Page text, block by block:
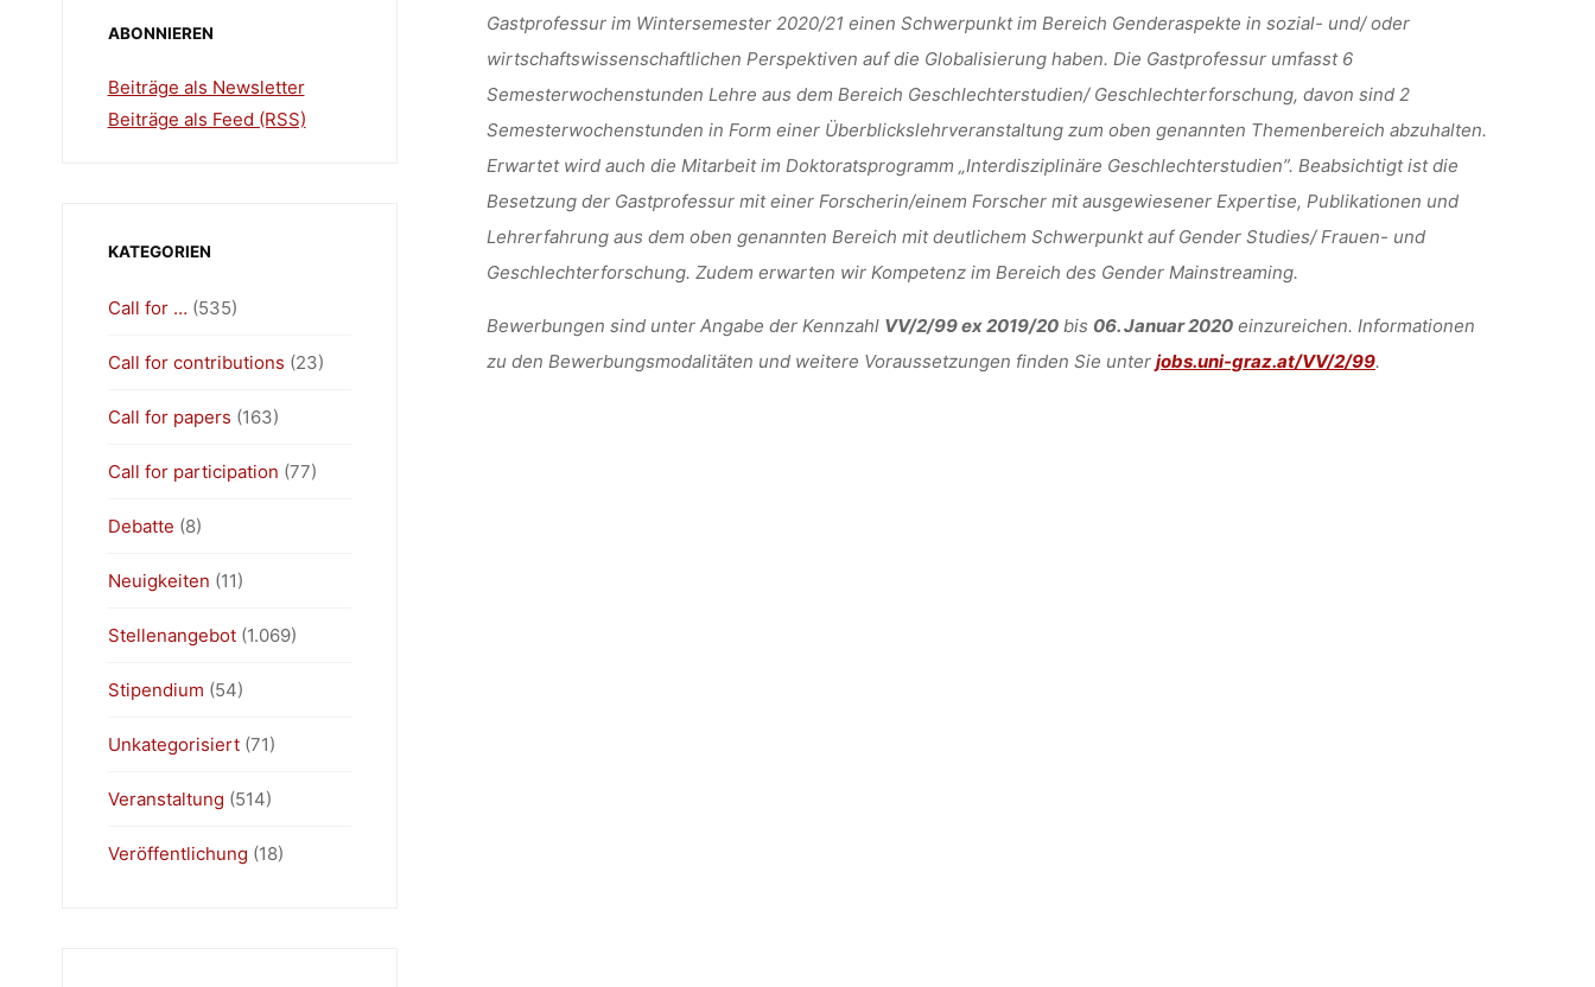
Gastprofessur im Wintersemester 2020/21 einen Schwerpunkt im Bereich Genderaspekte in sozial- und/ oder
wirtschaftswissenschaftlichen Perspektiven auf die Globalisierung haben. Die Gastprofessur umfasst 6
Semesterwochenstunden Lehre aus dem Bereich Geschlechterstudien/ Geschlechterforschung, davon sind 2
Semesterwochenstunden in Form einer Überblickslehrveranstaltung zum oben genannten Themenbereich abzuhalten.
Erwartet wird auch die Mitarbeit im Doktoratsprogramm „Interdisziplinäre Geschlechterstudien”. Beabsichtigt ist die
Besetzung der Gastprofessur mit einer Forscherin/einem Forscher mit ausgewiesener Expertise, Publikationen und
Lehrerfahrung aus dem oben genannten Bereich mit deutlichem Schwerpunkt auf Gender Studies/ Frauen- und
Geschlechterforschung. Zudem erwarten wir Kompetenz im Bereich des Gender Mainstreaming.
Bewerbungen sind unter Angabe der Kennzahl VV/2/99 ex 2019/20bis 06. Januar 2020einzureichen. Informationen
zu den Bewerbungsmodalitäten und weitere Voraussetzungen finden Sie unter jobs.uni-graz.at/VV/2/99.
ABONNIEREN
Beiträge als Newsletter
Beiträge als Feed (RSS)
KATEGORIEN
Call for … (535)
Call for contributions (23)
Call for papers (163)
Call for participation (77)
Debatte (8)
Neuigkeiten (11)
Stellenangebot(1.069)
Stipendium (54)
Unkategorisiert(71)
Veranstaltung (514)
Veröffentlichung (18)